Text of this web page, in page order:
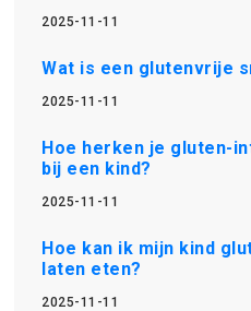
2025-11-11
Wat is een glutenvrije
2025-11-11
Hoe herken je gluten-
bij een kind?
2025-11-11
Hoe kan ik mijn kind
laten eten?
2025-11-11